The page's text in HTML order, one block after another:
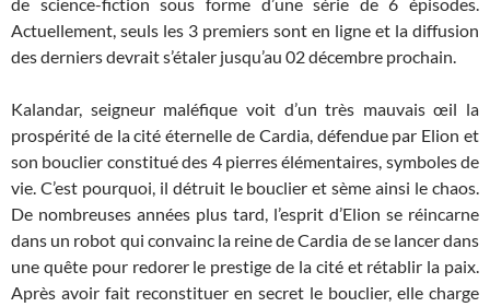
Actuellement, seuls les 3 premiers sont en ligne et la diffusion
des derniers devrait s’étaler jusqu’au 02 décembre prochain.
Kalandar, seigneur maléfique voit d’un très mauvais œil la
prospérité de la cité éternelle de Cardia, défendue par Elion et
son bouclier constitué des 4 pierres élémentaires, symboles de
vie. C’est pourquoi, il détruit le bouclier et sème ainsi le chaos.
De nombreuses années plus tard, l’esprit d’Elion se réincarne
dans un robot qui convainc la reine de Cardia de se lancer dans
une quête pour redorer le prestige de la cité et rétablir la paix.
Après avoir fait reconstituer en secret le bouclier, elle charge